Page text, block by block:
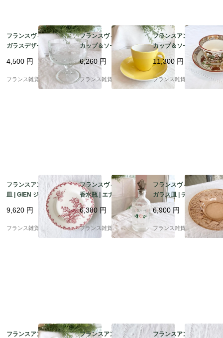
フランスヴィンテージ
ガラスデザート皿 | チ
ェリー柄 エンボス模様
フルーツ イタリア製 | 1
960－70年頃
4,500 円
フランス雑貨chouchou
フランスヴィンテージ
カップ＆ソーサー | ク
レイユ・モントロー
（Creil et Monterea
u）HBCM イエローカ
ラー ｜1935-50年頃 2
6,260 円
フランス雑貨chouchou
フランスアンティーク
カップ＆ソーサー | サ
ルグミンヌ窯 Sarregu
emines シノワズリ柄
コレクタブル | 19世紀
後半～20世紀初頭
11,300 円
フランス雑貨chouchou
フランスアンティーク
皿 | GIEN ジアン アザ
ミ柄（chardons) ディ
ナープレート | 1920年
前後 4
9,620 円
フランス雑貨chouchou
フランスヴィンテージ
香水瓶 | エナメル手描
き ピンク色 小花柄 パ
フュームボトル | 1900
年代半頃
6,380 円
フランス雑貨chouchou
フランスヴィンテージ
ガラス皿 | ディプレッ
ショングラス 大皿 コー
ラルピンクカラー | 195
0-60年代
6,900 円
フランス雑貨chouchou
フランスアンティーク
フランスアンティーク
フランスアンティーク